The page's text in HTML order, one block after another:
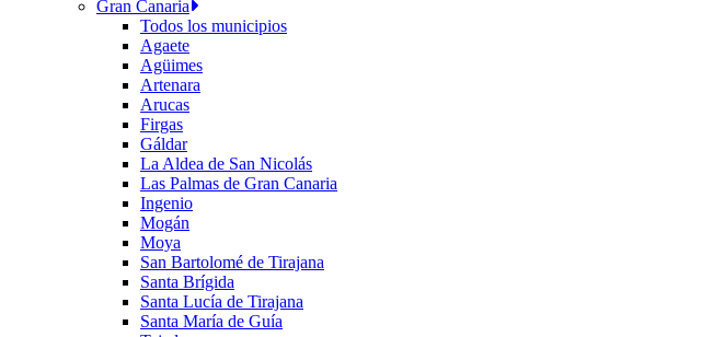
Gran Canaria
Todos los municipios
Agaete
Agüimes
Artenara
Arucas
Firgas
Gáldar
La Aldea de San Nicolás
Las Palmas de Gran Canaria
Ingenio
Mogán
Moya
San Bartolomé de Tirajana
Santa Brígida
Santa Lucía de Tirajana
Santa María de Guía